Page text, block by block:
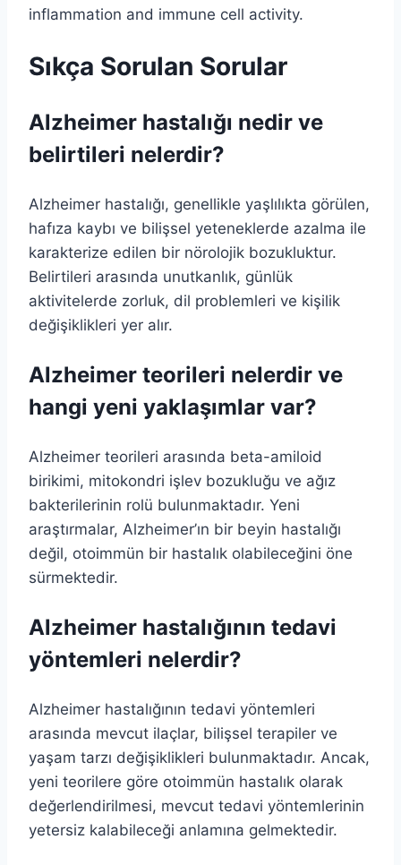
Sıkça Sorulan Sorular
Alzheimer hastalığı nedir ve
belirtileri nelerdir?
Alzheimer hastalığı, genellikle yaşlılıkta görülen,
hafıza kaybı ve bilişsel yeteneklerde azalma ile
karakterize edilen bir nörolojik bozukluktur.
Belirtileri arasında unutkanlık, günlük
aktivitelerde zorluk, dil problemleri ve kişilik
değişiklikleri yer alır.
Alzheimer teorileri nelerdir ve
hangi yeni yaklaşımlar var?
Alzheimer teorileri arasında beta-amiloid
birikimi, mitokondri işlev bozukluğu ve ağız
bakterilerinin rolü bulunmaktadır. Yeni
araştırmalar, Alzheimer’ın bir beyin hastalığı
değil, otoimmün bir hastalık olabileceğini öne
sürmektedir.
Alzheimer hastalığının tedavi
yöntemleri nelerdir?
Alzheimer hastalığının tedavi yöntemleri
arasında mevcut ilaçlar, bilişsel terapiler ve
yaşam tarzı değişiklikleri bulunmaktadır. Ancak,
yeni teorilere göre otoimmün hastalık olarak
değerlendirilmesi, mevcut tedavi yöntemlerinin
yetersiz kalabileceği anlamına gelmektedir.